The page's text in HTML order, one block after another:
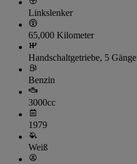
Linkslenker
65,000 Kilometer
Handschaltgetriebe, 5 Gänge
Benzin
3000cc
1979
Weiß